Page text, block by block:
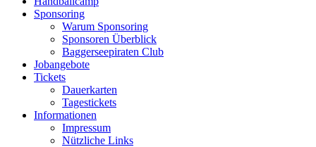
Sponsoring
Warum Sponsoring
Sponsoren Überblick
Baggerseepiraten Club
Jobangebote
Tickets
Dauerkarten
Tagestickets
Informationen
Impressum
Nützliche Links